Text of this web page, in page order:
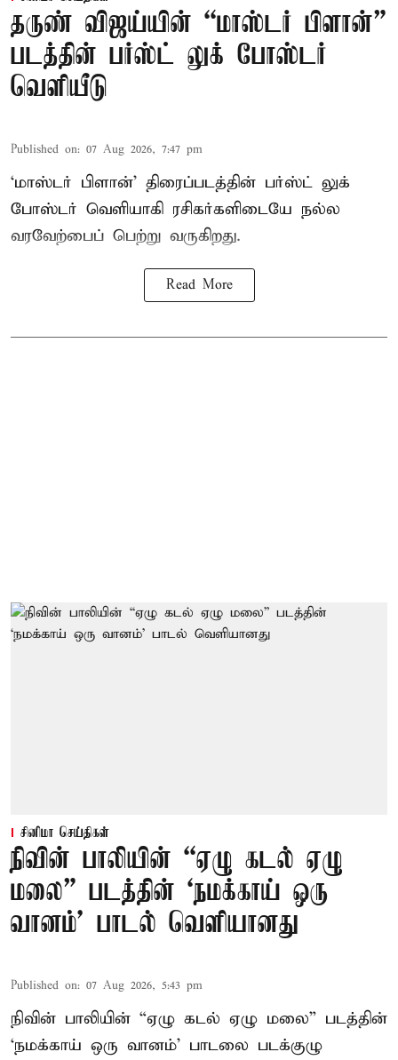
தருண் விஜய்யின் “மாஸ்டர் பிளான்”
படத்தின் பர்ஸ்ட் லுக் போஸ்டர்
வெளியீடு
Published on: 07 Aug 2026, 7:47 pm
‘மாஸ்டர் பிளான்’ திரைப்படத்தின் பர்ஸ்ட் லுக்
போஸ்டர் வெளியாகி ரசிகர்களிடையே நல்ல
வரவேற்பைப் பெற்று வருகிறது.
Read More
சினிமா செய்திகள்
நிவின் பாலியின் “ஏழு கடல் ஏழு
மலை” படத்தின் ‘நமக்காய் ஒரு
வானம்’ பாடல் வெளியானது
Published on: 07 Aug 2026, 5:43 pm
நிவின் பாலியின் “ஏழு கடல் ஏழு மலை” படத்தின்
‘நமக்காய் ஒரு வானம்’ பாடலை படக்குழு